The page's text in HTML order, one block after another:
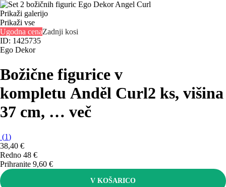
Prikaži galerijo
Prikaži vse
Ugodna cenaZadnji kosi
ID: 1425735
Ego Dekor
Božične figurice v
kompletu Anděl Curl2 ks, višina
37 cm, … več
(1)
38,40 €
Redno 48 €
Prihranite 9,60 €
V KOŠARICO